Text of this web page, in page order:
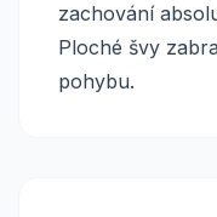
zachování
Ploché švy
pohybu.